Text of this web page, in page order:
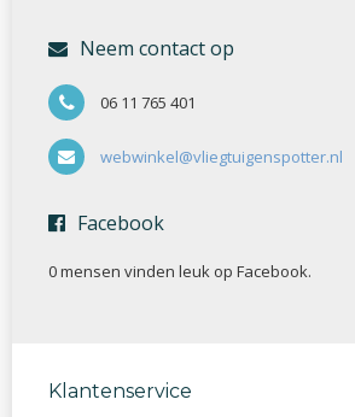
Neem contact op
06 11 765 401
webwinkel@vliegtuigenspotter.nl
Facebook
0 mensen vinden leuk op Facebook.
Klantenservice